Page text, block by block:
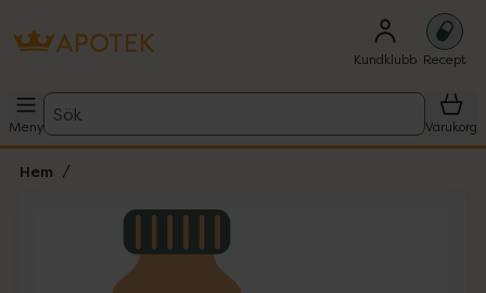
Kundklubb Recept
Meny
Sök
Varukorg
Hem
Lista: . Innehåller 1 objekt.